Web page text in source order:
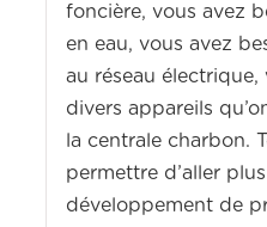
foncière, vous avez
en eau, vous avez
au réseau
divers appareils
la centrale charbon.
permettre d’aller
développement de